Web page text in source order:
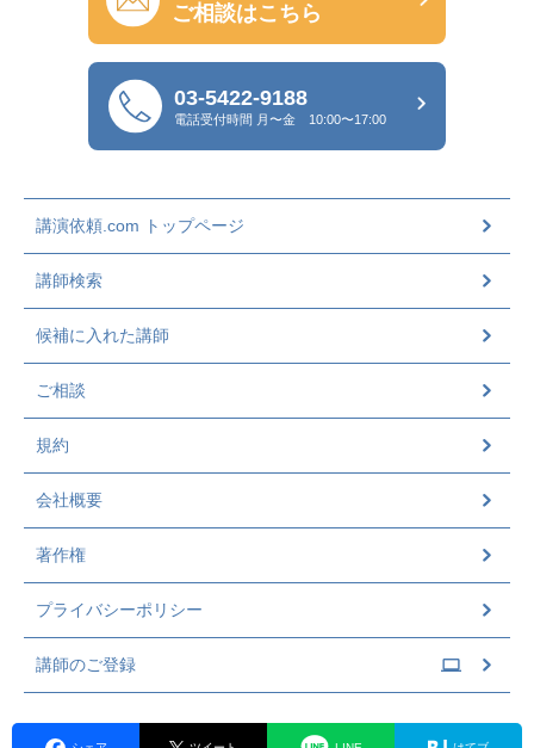
ご相談はこちら
03-5422-9188
電話受付時間 月〜金 10:00〜17:00
講演依頼.com トップページ
講師検索
候補に入れた講師
ご相談
規約
会社概要
著作権
プライバシーポリシー
講師のご登録